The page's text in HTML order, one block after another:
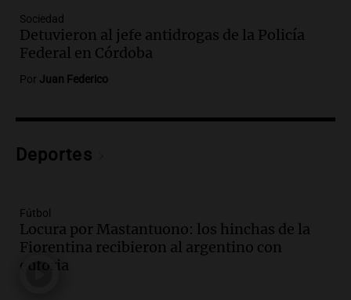
Rosario: "Vamos a estar entre los
primeros ocho"
Deportes Rosario
Audio.Avanza el juicio a Oscar González
sobre el accidente
Episodios
Ahora país
Episodios
Audio.
Sociedad
Detuvieron al jefe antidrogas de la Policía
Federal en Córdoba
Por Juan Federico
Deportes
Fútbol
Locura por Mastantuono: los hinchas de la
Fiorentina recibieron al argentino con
euforia